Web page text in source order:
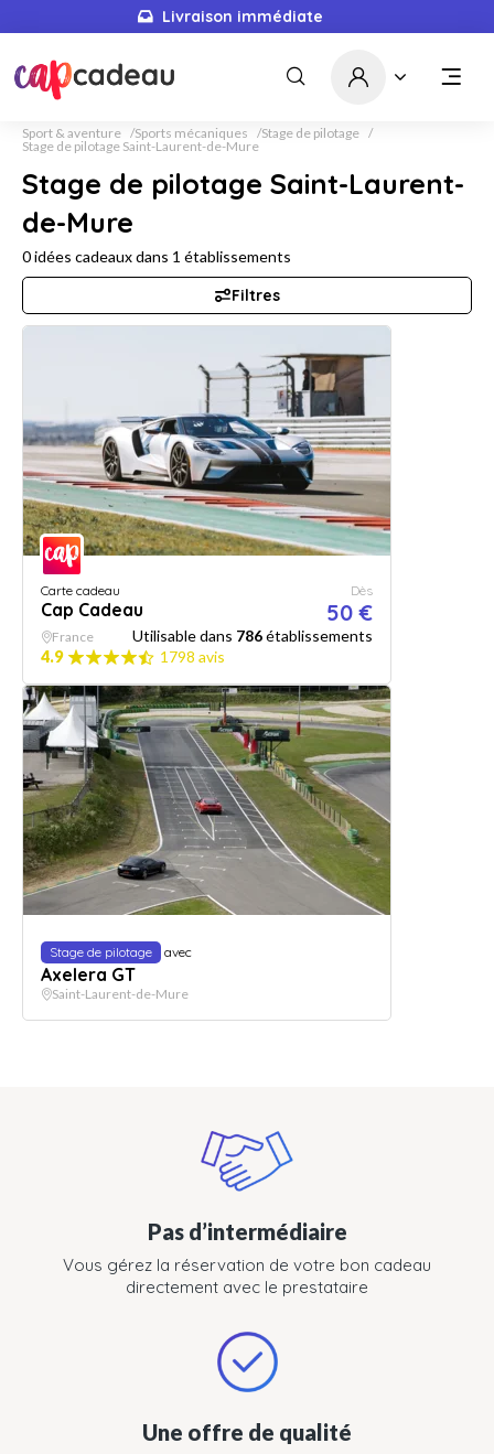
Livraison immédiate
Sport & aventure Sports mécaniques
Stage de pilotage
Stage de pilotage Saint-Laurent-de-Mure
Stage de pilotage Saint-Laurent-
de-Mure
0idées cadeaux dans 1 établissements
Filtres
Carte cadeau
Cap Cadeau
Dès
50 €
France Utilisable dans 786établissements
4.9
1798 avis
Stage de pilotage avec
Axelera GT
Saint-Laurent-de-Mure
Pas d’intermédiaire
Vous gérez la réservation de votre bon cadeau
directement avec le prestataire
Une offre de qualité